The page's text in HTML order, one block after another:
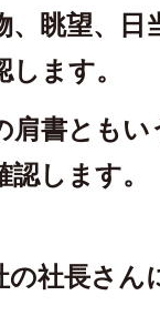
、眺望、日
ます。
肩書ともい
します。
社長さん